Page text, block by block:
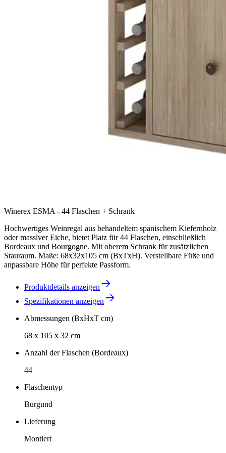
Winerex ESMA - 44 Flaschen + Schrank
Hochwertiges Weinregal aus behandeltem spanischem Kiefernholz
oder massiver Eiche, bietet Platz für 44 Flaschen, einschließlich
Bordeaux und Bourgogne. Mit oberem Schrank für zusätzlichen
Stauraum. Maße: 68x32x105 cm (BxTxH). Verstellbare Füße und
anpassbare Höhe für perfekte Passform.
Produktdetails anzeigen
Spezifikationen anzeigen
Abmessungen (BxHxT cm)
68 x 105 x 32 cm
Anzahl der Flaschen (Bordeaux)
44
Flaschentyp
Burgund
Lieferung
Montiert